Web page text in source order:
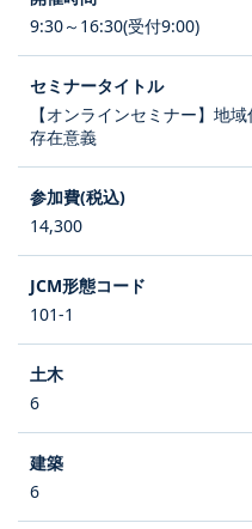
9:30～16:30(受付9:00)
【オンラインセミナー】地
存在意義
14,300
101-1
6
6